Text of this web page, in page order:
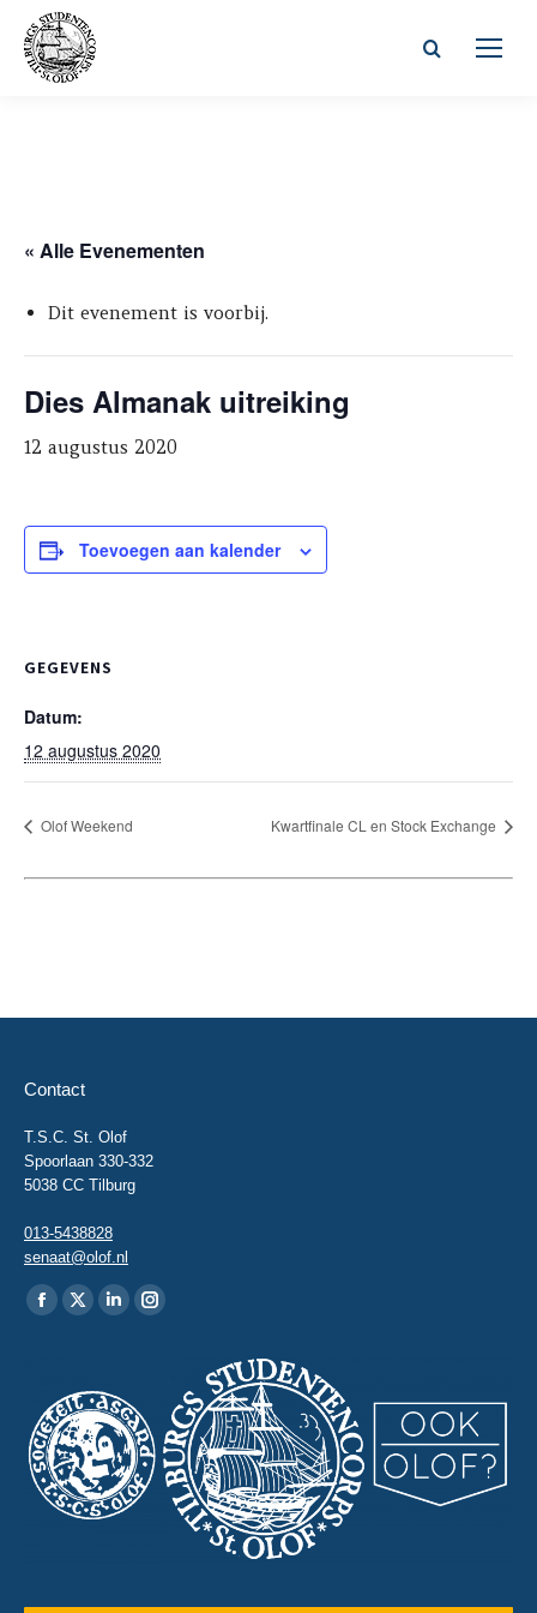
Zoeken:
« Alle Evenementen
Dit evenement is voorbij.
Dies Almanak uitreiking
12 augustus 2020
Toevoegen aan kalender
GEGEVENS
Datum:
12 augustus 2020
Olof Weekend Kwartfinale CL en Stock Exchange
Contact
T.S.C. St. Olof
Spoorlaan 330-332
5038 CC Tilburg
013-5438828
senaat@olof.nl
Vind ons op:
Facebook
in
new
window
X
in
new
window
Linkedin
in
new
window
Instagram
new
window